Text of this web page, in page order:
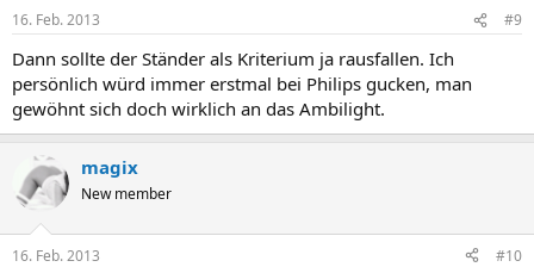
16. Feb. 2013 #9
Dann sollte der Ständer als Kriterium ja rausfallen. Ich
persönlich würd immer erstmal bei Philips gucken, man
gewöhnt sich doch wirklich an das Ambilight.
magix
New member
16. Feb. 2013 #10